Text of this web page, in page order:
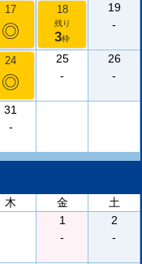
17
◎
18
残り
3枠
19
-
24
◎
25
-
26
-
31
-
木 金
土
1
-
2
-